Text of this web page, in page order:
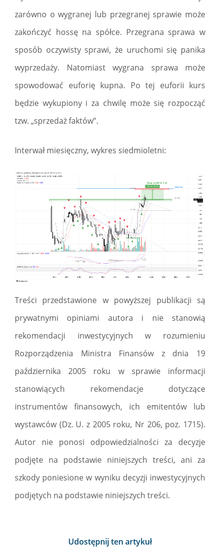
zarówno o wygranej lub przegranej sprawie może
zakończyć hossę na spółce. Przegrana sprawa w
sposób oczywisty sprawi, że uruchomi się panika
wyprzedaży. Natomiast wygrana sprawa może
spowodować euforię kupna. Po tej euforii kurs
będzie wykupiony i za chwilę może się rozpocząć
tzw. „sprzedaż faktów”.
Interwał miesięczny, wykres siedmioletni:
Treści przedstawione w powyższej publikacji są
prywatnymi opiniami autora i nie stanowią
rekomendacji inwestycyjnych w rozumieniu
Rozporządzenia Ministra Finansów z dnia 19
października 2005 roku w sprawie informacji
stanowiących rekomendacje dotyczące
instrumentów finansowych, ich emitentów lub
wystawców (Dz. U. z 2005 roku, Nr 206, poz. 1715).
Autor nie ponosi odpowiedzialności za decyzje
podjęte na podstawie niniejszych treści, ani za
szkody poniesione w wyniku decyzji inwestycyjnych
podjętych na podstawie niniejszych treści.
Udostępnij ten artykuł